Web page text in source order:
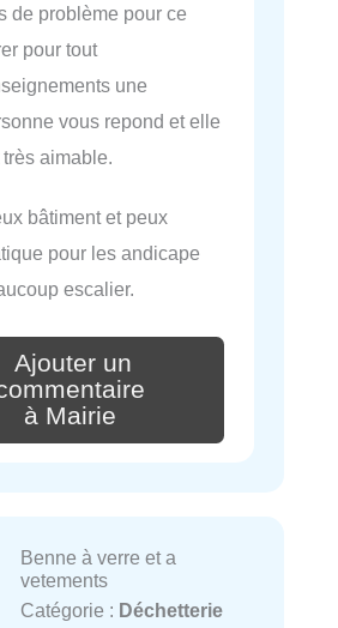
de problème pour ce
pour tout
une
vous repond et elle
très aimable.
bâtiment et peux
pour les andicape
escalier.
Ajouter un
à Mairie
Benne à verre et a
vetements
Catégorie : Déchetterie